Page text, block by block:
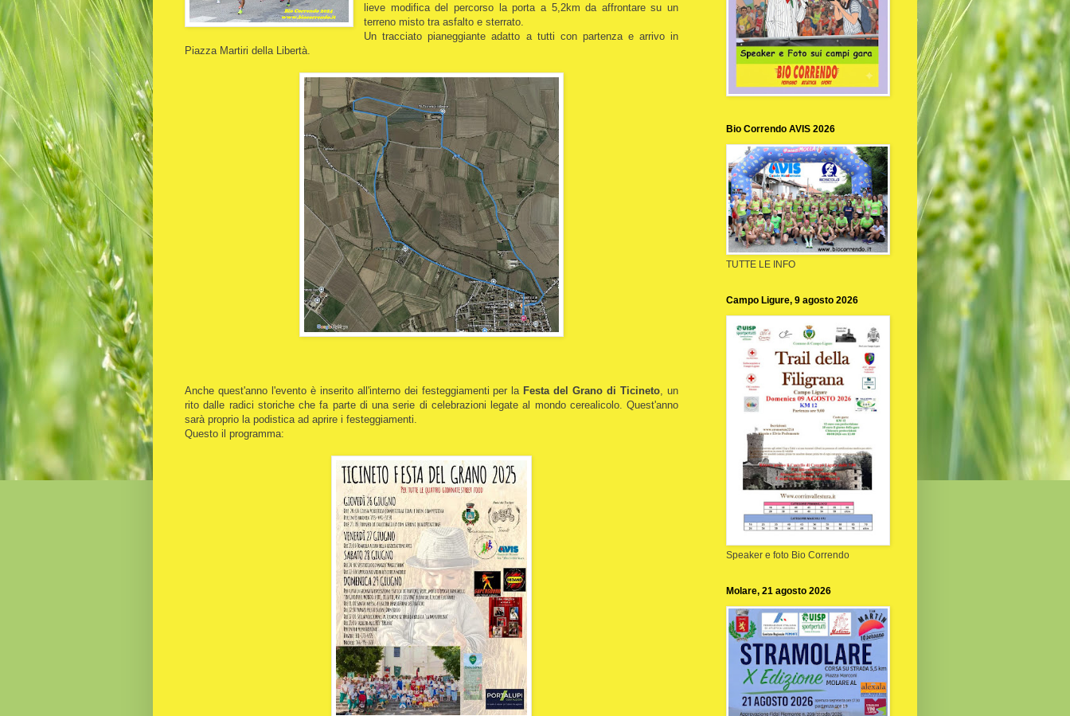
lieve modifica del percorso la porta a 5,2km da affrontare su un
terreno misto tra asfalto e sterrato.
Un tracciato pianeggiante adatto a tutti con partenza e arrivo in
Piazza Martiri della Libertà.
Anche quest'anno l'evento è inserito all'interno dei festeggiamenti per la Festa del Grano di Ticineto , un
rito dalle radici storiche che fa parte di una serie di celebrazioni legate al mondo cerealicolo. Quest'anno
sarà proprio la podistica ad aprire i festeggiamenti.
Questo il programma:
Bio Correndo AVIS 2026
TUTTE LE INFO
Campo Ligure, 9 agosto 2026
Speaker e foto Bio Correndo
Molare, 21 agosto 2026